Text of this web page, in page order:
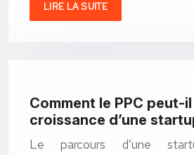
LIRE LA SUITE
Comment le PPC peut-
croissance d’une
Le parcours d’une